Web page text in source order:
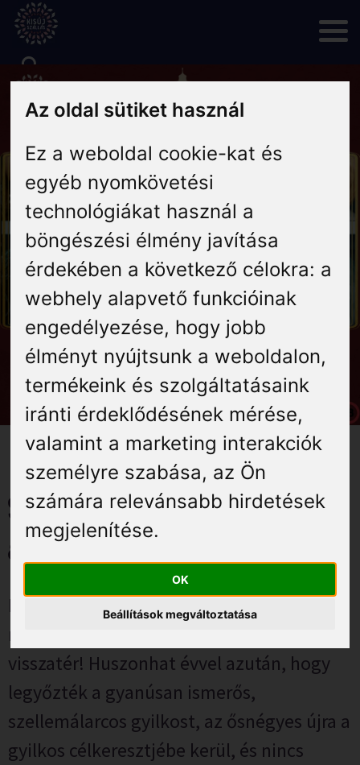
Az oldal sütiket használ
Ez a weboldal cookie-kat és
egyéb nyomkövetési
technológiákat használ a
böngészési élmény javítása
érdekében a következő célokra: a
webhely alapvető funkcióinak
engedélyezése, hogy jobb
élményt nyújtsunk a weboldalon,
termékeink és szolgáltatásaink
iránti érdeklődésének mérése,
valamint a marketing interakciók
személyre szabása, az Ön
számára relevánsabb hirdetések
megjelenítése.
OK
Beállítások megváltoztatása
Skip
content
Rólunk
Hírek
Programok
Szállás
Vendéglátás
Élmények
Gyógyuljon Kisújon
Galéria
Scary Movie – Horrorra
akadva – 2026. július 3.
Minden idők leghorrorabb paródiafilmje,
minden idők legparódiább horrorfilmje
visszatér! Huszonhat évvel azután, hogy
legyőzték a gyanúsan ismerős,
szellemálarcos gyilkost, az ősnégyes újra a
gyilkos célkeresztjébe kerül, és nincs